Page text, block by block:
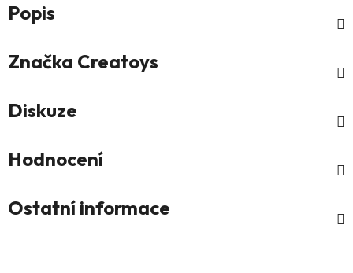
Popis
Značka Creatoys
Diskuze
Hodnocení
Ostatní informace